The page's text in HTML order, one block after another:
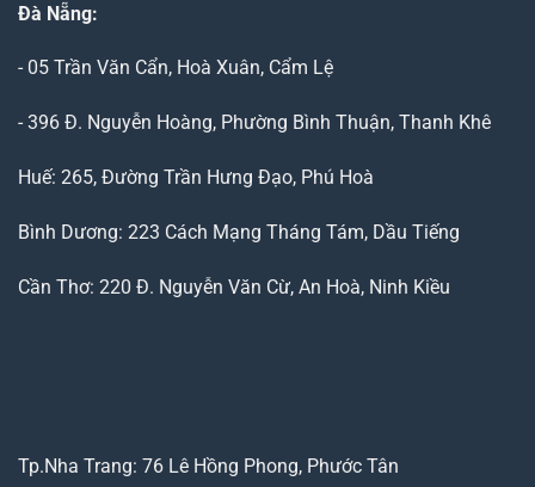
Đà Nẵng:
- 05 Trần Văn Cẩn, Hoà Xuân, Cẩm Lệ
- 396 Đ. Nguyễn Hoàng, Phường Bình Thuận, Thanh Khê
Huế: 265, Đường Trần Hưng Đạo, Phú Hoà
Bình Dương: 223 Cách Mạng Tháng Tám, Dầu Tiếng
Cần Thơ: 220 Đ. Nguyễn Văn Cừ, An Hoà, Ninh Kiều
Tp.Nha Trang: 76 Lê Hồng Phong, Phước Tân